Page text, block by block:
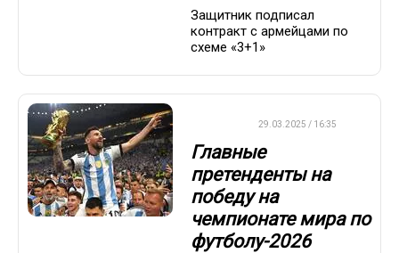
Защитник подписал
контракт с армейцами по
схеме «3+1»
29.03.2025 / 16:35
Главные
претенденты на
победу на
чемпионате мира по
футболу-2026